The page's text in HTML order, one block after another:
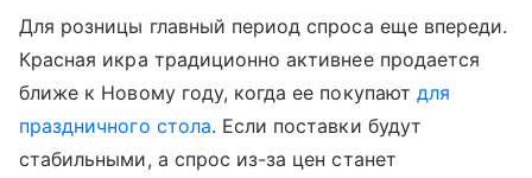
Для розницы главный период спроса еще впереди.
Красная икра традиционно активнее продается
ближе к Новому году, когда ее покупают для
праздничного стола. Если поставки будут
стабильными, а спрос из-за цен станет